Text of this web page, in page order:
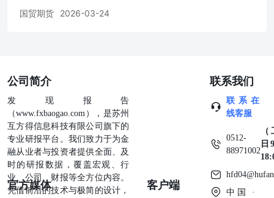
国贸期货 2026-03-24
公司简介
发现报告
（www.fxbaogao.com），是苏州
互方得信息科技有限公司旗下的
专业研报平台。我们致力于为金
融从业者与投资者提供全面、及
时的研报数据，覆盖宏观、行
业、公司、财报等全方位内容。
凭借前沿的技术与极简的设计，
官方媒体 客户端
联系我们
联系在
线客服
0512-
88971002
日
中国 ·